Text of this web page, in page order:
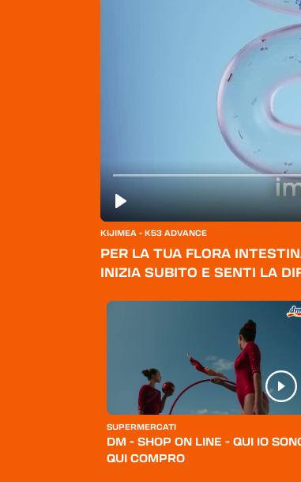
KIJIMEA - K53 ADVANCE
PER LA TUA FLORA
INIZIA SUBITO E SENTI LA
SUPERMERCATI
DM - SHOP ON LINE - QUI IO
QUI COMPRO